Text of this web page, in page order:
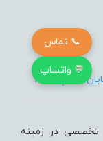
15
تخصصی در زمینه
📞 تماس
💬 واتساپ